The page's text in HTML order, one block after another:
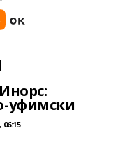
уфимски